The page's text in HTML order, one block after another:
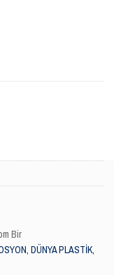
Bir
DÜNYA PLASTİK,